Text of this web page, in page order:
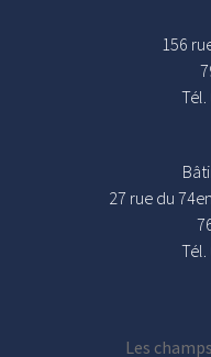
156
Tél.
27 rue du
Tél.
Les